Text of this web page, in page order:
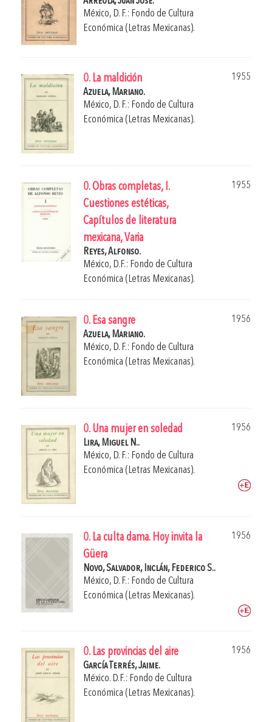
México, D. F.: Fondo de Cultura
Económica (Letras Mexicanas).
0. La maldición
1955
Azuela, Mariano.
México, D. F.: Fondo de Cultura
Económica (Letras Mexicanas).
0. Obras completas, I.
Cuestiones estéticas,
Capítulos de literatura
mexicana, Varia
1955
Reyes, Alfonso.
México, D.F.: Fondo de Cultura
Económica (Letras Mexicanas).
0. Esa sangre
1956
Azuela, Mariano.
México, D. F.: Fondo de Cultura
Económica (Letras Mexicanas).
0. Una mujer en soledad
1956
Lira, Miguel N..
México, D. F.: Fondo de Cultura
Económica (Letras Mexicanas).
0. La culta dama. Hoy invita la
Güera
1956
Novo, Salvador, Inclán, Federico S..
México, D. F.: Fondo de Cultura
Económica (Letras Mexicanas).
0. Las provincias del aire
1956
García Terrés, Jaime.
México. D.F.: Fondo de Cultura
Económica (Letras Mexicanas).